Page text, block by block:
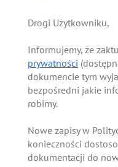
Drogi Użytkowniku,
Informujemy, że
prywatności
dokumencie tym
bezpośredni jakie
robimy.
Nowe zapisy w
konieczności
dokumentacji do